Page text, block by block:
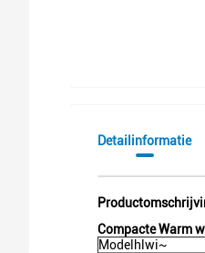
Detailinformatie
Compacte Warm
Modelhlwi~